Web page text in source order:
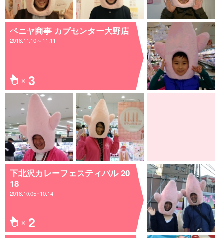
ベニヤ商事 カブセンター大野店
2018.11.10～11.11
3
下北沢カレーフェスティバル 20
18
2018.10.05~10.14
2